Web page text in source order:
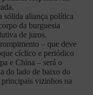
sólida aliança política
da burguesia
de juros.
– que deve
cíclico e periódico
e China – será o
do lado de baixo do
principais vizinhos na